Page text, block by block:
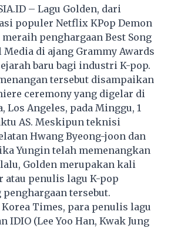
– Lagu Golden, dari
populer Netflix KPop Demon
penghargaan Best Song
di ajang Grammy Awards
baru bagi industri K-pop.
tersebut disampaikan
ceremony yang digelar di
Los Angeles, pada Minggu, 1
AS. Meskipun teknisi
Hwang Byeong-joon dan
Yungin telah memenangkan
Golden merupakan kali
atau penulis lagu K-pop
tersebut.
Times, para penulis lagu
IDIO (Lee Yoo Han, Kwak Jung